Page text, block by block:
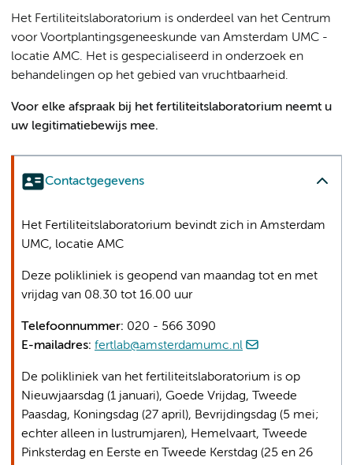
Het Fertiliteitslaboratorium is onderdeel van het Centrum
voor Voortplantingsgeneeskunde van Amsterdam UMC -
locatie AMC. Het is gespecialiseerd in onderzoek en
behandelingen op het gebied van vruchtbaarheid.
Voor elke afspraak bij het fertiliteitslaboratorium neemt u
uw legitimatiebewijs mee.
Contactgegevens
Het Fertiliteitslaboratorium bevindt zich in Amsterdam
UMC, locatie AMC
Deze polikliniek is geopend van maandag tot en met
vrijdag van 08.30 tot 16.00 uur
Telefoonnummer: 020 - 566 3090
E-mailadres: fertlab@amsterdamumc.nl
De polikliniek van het fertiliteitslaboratorium is op
Nieuwjaarsdag (1 januari), Goede Vrijdag, Tweede
Paasdag, Koningsdag (27 april), Bevrijdingsdag (5 mei;
echter alleen in lustrumjaren), Hemelvaart, Tweede
Pinksterdag en Eerste en Tweede Kerstdag (25 en 26